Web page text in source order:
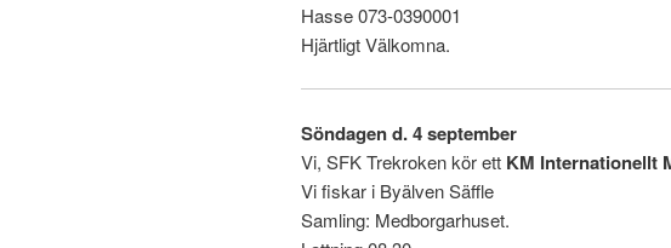
Hasse 073-0390001
Hjärtligt Välkomna.
Söndagen d. 4 september
Vi, SFK Trekroken kör ett KM Internationellt
Vi fiskar i Byälven Säffle
Samling: Medborgarhuset.